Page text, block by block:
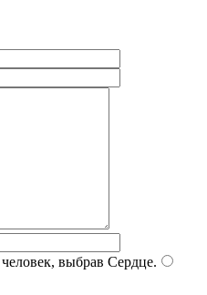
выбрав Сердце.